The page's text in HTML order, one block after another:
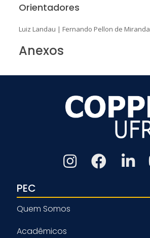
Orientadores
Luiz Landau | Fernando Pellon de Miranda
Anexos
PEC
Quem Somos
Acadêmicos